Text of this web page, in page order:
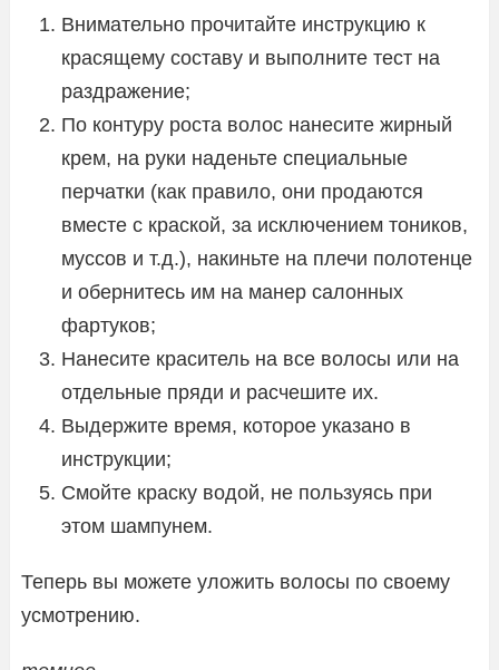
Внимательно прочитайте инструкцию к
красящему составу и выполните тест на
раздражение;
По контуру роста волос нанесите жирный
крем, на руки наденьте специальные
перчатки (как правило, они продаются
вместе с краской, за исключением тоников,
муссов и т.д.), накиньте на плечи полотенце
и обернитесь им на манер салонных
фартуков;
Нанесите краситель на все волосы или на
отдельные пряди и расчешите их.
Выдержите время, которое указано в
инструкции;
Смойте краску водой, не пользуясь при
этом шампунем.
Теперь вы можете уложить волосы по своему
усмотрению.